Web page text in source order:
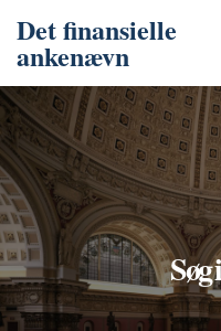
Det finansielle
ankenævn
Søg